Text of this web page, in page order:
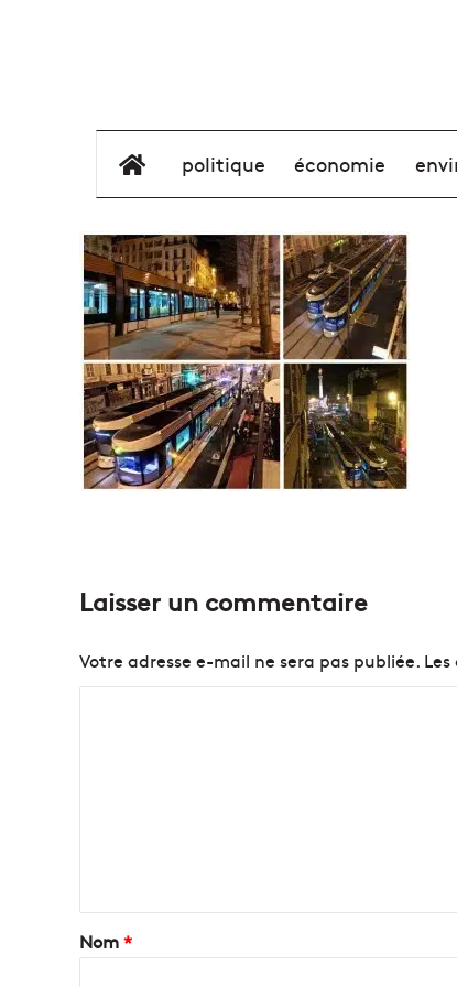
élément de menu
politique économie
Laisser un commentaire
Votre adresse e-mail ne sera pas publiée.
a
Nom*